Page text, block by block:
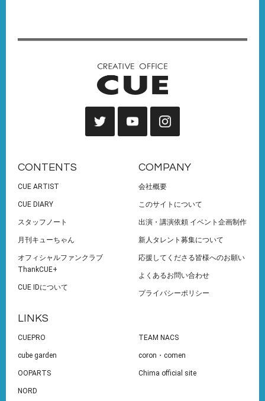
sun mon tue wed thu fri sat
8 9 10
15 16 17
20 21 24
27
CONTENTS
CUE ARTIST
CUE DIARY
スタッフノート
月刊キューちゃん
オフィシャルファンクラブ
ThankCUE+
CUE IDについて
COMPANY
会社概要
このサイトについて
出演・講演依頼 イベント企画制作
新人タレント募集について
応援してくださる皆様へのお願い
よくあるお問い合わせ
プライバシーポリシー
LINKS
CUEPRO TEAM NACS
cube garden coron・comen
OOPARTS Chima official site
NORD